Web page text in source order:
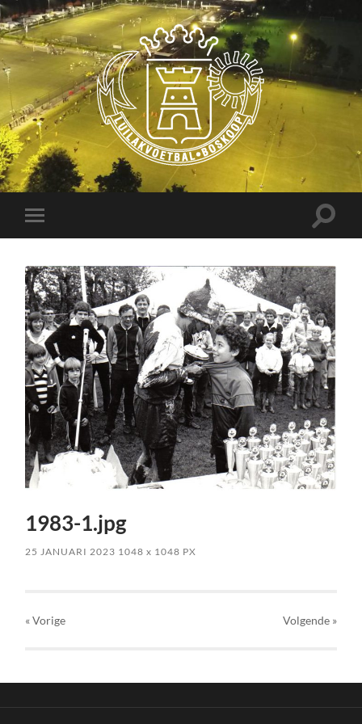
Luilakvoetbal
Boskoop
Toggle
mobiel
Toggle
1983-1.jpg
25 JANUARI 2023 1048x 1048 PX
« Vorige Volgende»